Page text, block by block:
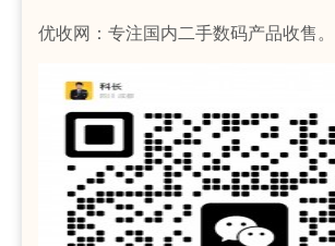
优收网：专注国内二手数码产品收售。